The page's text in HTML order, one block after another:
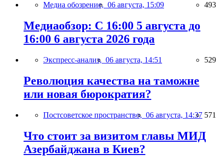
Медиа обозрение, 06 августа, 15:09 493
Медиаобзор: С 16:00 5 августа до
16:00 6 августа 2026 года
Экспресс-анализ, 06 августа, 14:51 529
Революция качества на таможне
или новая бюрократия?
Постсоветское пространство, 06 августа, 14:37 571
Что стоит за визитом главы МИД
Азербайджана в Киев?